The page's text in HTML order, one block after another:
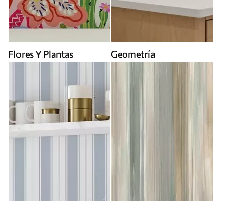
Flores Y Plantas Geometría